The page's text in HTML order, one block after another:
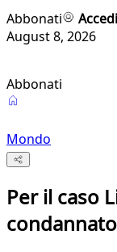
Abbonati
Accedi
August 8, 2026
Abbonati
Mondo
Per il caso